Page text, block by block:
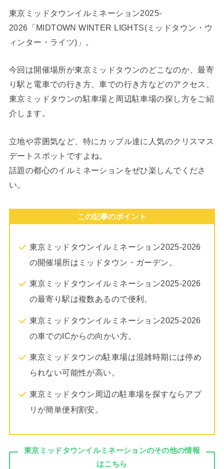
東京ミッドタウンイルミネーション2025-
2026「MIDTOWN WINTER LIGHTS(ミッドタウン・ウ
ィンター・ライツ)」。
今回は開催場所が東京ミッドタウンのどこなのか、最寄
り駅と電車での行き方、車での行き方などのアクセス、
東京ミッドタウンの駐車場と周辺駐車場の探し方をご紹
介します。
立地や雰囲気など、特にカップル達に人気のクリスマス
デートスポットですよね。
話題の都心のイルミネーションをぜひ楽しんでくださ
い。
この記事のポイント
東京ミッドタウンイルミネーション2025-2026
の開催場所はミッドタウン・ガーデン。
東京ミッドタウンイルミネーション2025-2026
の最寄り駅は複数あるので便利。
東京ミッドタウンイルミネーション2025-2026
の車でのICからの向かい方。
東京ミッドタウンの駐車場は混雑時期には停め
られない可能性が高い。
東京ミッドタウン周辺の駐車場を探すならアプ
リが簡単便利割安。
東京ミッドタウンイルミネーションのその他の情報
はこちら